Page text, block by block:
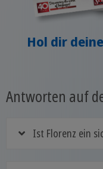
Hol dir
Antworten auf
Ist Florenz ein